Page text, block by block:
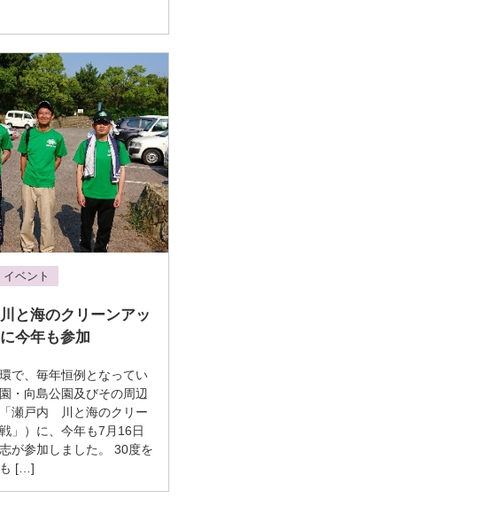
イベント
と海のクリーンアッ
今年も参加
で、毎年恒例となってい
・向島公園及びその周辺
瀬戸内 川と海のクリー
」）に、今年も7月16日
が参加しました。 30度を
も […]